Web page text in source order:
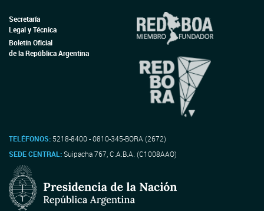
Secretaría
Legal y Técnica
Boletín Oficial
de la República Argentina
TELÉFONOS: 5218-8400 - 0810-345-BORA (2672)
SEDE CENTRAL:Suipacha 767, C.A.B.A. (C1008AAO)